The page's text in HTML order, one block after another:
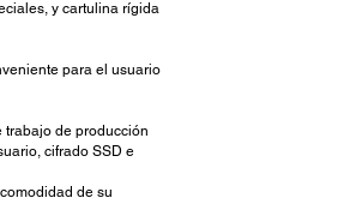
y cartulina rígida
para el usuario
trabajo de producción
cifrado SSD e
de su